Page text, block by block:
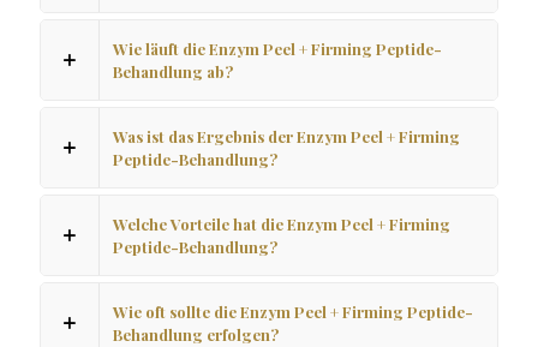
Wie läuft die Enzym Peel + Firming Peptide-
Behandlung ab?
Was ist das Ergebnis der Enzym Peel + Firming
Peptide-Behandlung?
Welche Vorteile hat die Enzym Peel + Firming
Peptide-Behandlung?
Wie oft sollte die Enzym Peel + Firming Peptide-
Behandlung erfolgen?